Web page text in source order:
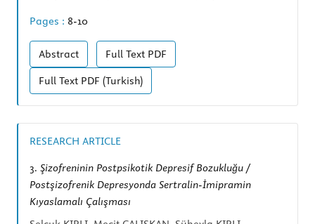
Pages : 8-10
Abstract Full Text PDF
Full Text PDF (Turkish)
RESEARCH ARTICLE
3. Şizofreninin Postpsikotik Depresif Bozukluğu /
Postşizofrenik Depresyonda Sertralin-İmipramin
Kıyaslamalı Çalışması